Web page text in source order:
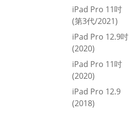
iPad Pro 11吋
(第3代/2021)
iPad Pro 12.9吋
(2020)
iPad Pro 11吋
(2020)
iPad Pro 12.9
(2018)